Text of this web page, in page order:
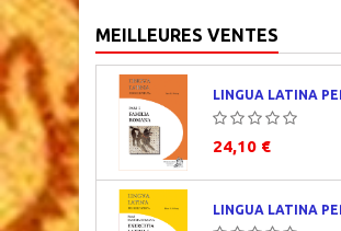
MEILLEURES VENTES
24,10 €